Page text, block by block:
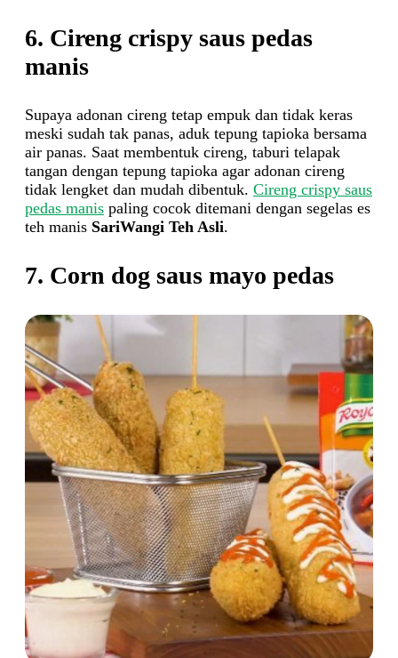
6. Cireng crispy saus pedas
manis
Supaya adonan cireng tetap empuk dan tidak keras
meski sudah tak panas, aduk tepung tapioka bersama
air panas. Saat membentuk cireng, taburi telapak
tangan dengan tepung tapioka agar adonan cireng
tidak lengket dan mudah dibentuk. Cireng crispy saus
pedas manis paling cocok ditemani dengan segelas es
teh manis SariWangi Teh Asli.
7. Corn dog saus mayo pedas